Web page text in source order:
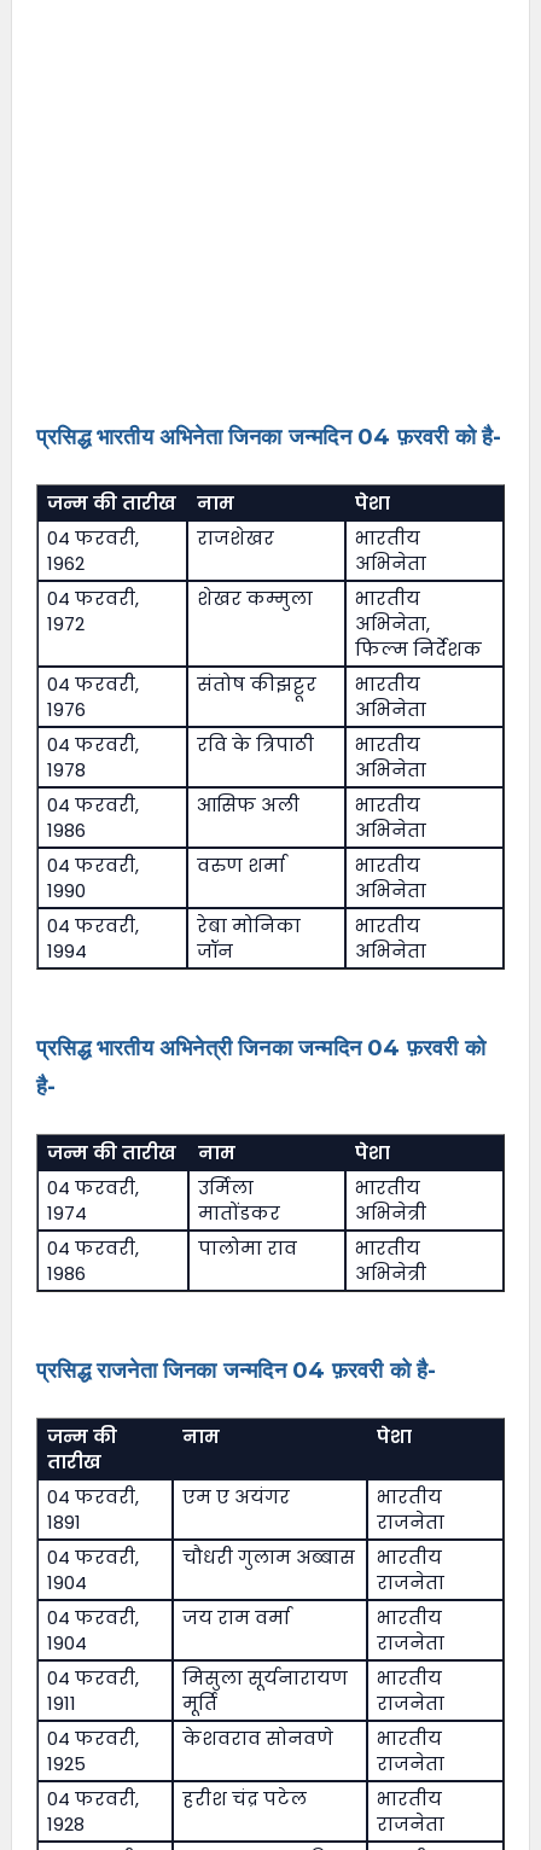
प्रसिद्ध भारतीय अभिनेता जिनका जन्मदिन 04 फ़रवरी को है-
जन्म की तारीख नाम
पेशा
04 फरवरी,
1962
राजशेखर
भारतीय
अभिनेता
04 फरवरी,
1972
शेखर कम्मुला
भारतीय
अभिनेता,
फिल्म निर्देशक
04 फरवरी,
1976
संतोष कीझट्टूर
भारतीय
अभिनेता
04 फरवरी,
1978
रवि के त्रिपाठी
भारतीय
अभिनेता
04 फरवरी,
1986
आसिफ अली
भारतीय
अभिनेता
04 फरवरी,
1990
वरुण शर्मा
भारतीय
अभिनेता
04 फरवरी,
1994
रेबा मोनिका
जॉन
भारतीय
अभिनेता
प्रसिद्ध भारतीय अभिनेत्री जिनका जन्मदिन 04 फ़रवरी को
है-
जन्म की तारीख नाम
पेशा
04 फरवरी,
1974
उर्मिला
मातोंडकर
भारतीय
अभिनेत्री
04 फरवरी,
1986
पालोमा राव
भारतीय
अभिनेत्री
प्रसिद्ध राजनेता जिनका जन्मदिन 04 फ़रवरी को है-
जन्म की
तारीख
नाम पेशा
04 फरवरी,
1891
एम ए अयंगर
भारतीय
राजनेता
04 फरवरी,
1904
चौधरी गुलाम अब्बास
भारतीय
राजनेता
04 फरवरी,
1904
जय राम वर्मा
भारतीय
राजनेता
04 फरवरी,
1911
मिसुला सूर्यनारायण
मूर्ति
भारतीय
राजनेता
04 फरवरी,
1925
केशवराव सोनवणे
भारतीय
राजनेता
04 फरवरी,
1928
हरीश चंद्र पटेल
भारतीय
राजनेता